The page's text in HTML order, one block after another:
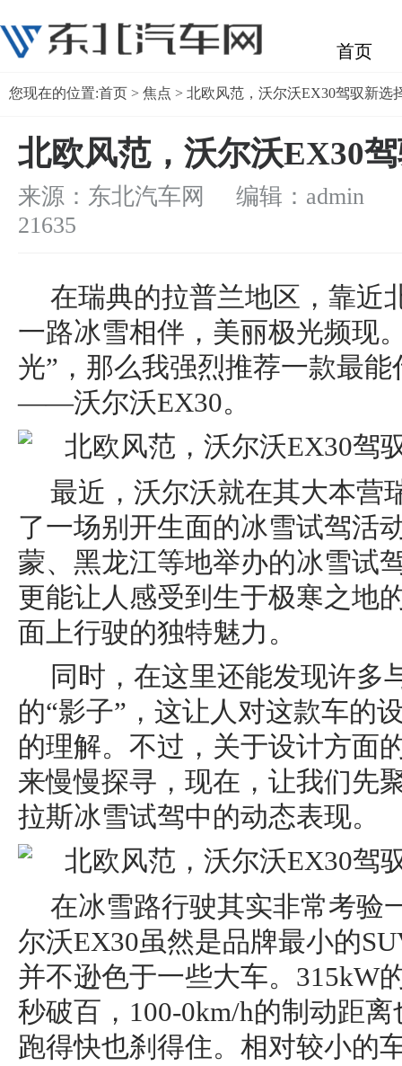
首页
您现在的位置:首页 > 焦点 > 北欧风范，沃尔沃EX30驾驭新选
北欧风范，沃尔沃EX30
来源：东北汽车网 编辑：admin
21635
在瑞典的拉普兰地区，靠近
一路冰雪相伴，美丽极光频现
光”，那么我强烈推荐一款最
——沃尔沃EX30。
最近，沃尔沃就在其大本营
了一场别开生面的冰雪试驾活
蒙、黑龙江等地举办的冰雪试
更能让人感受到生于极寒之地
面上行驶的独特魅力。
同时，在这里还能发现许多
的“影子”，这让人对这款车的
的理解。不过，关于设计方面
来慢慢探寻，现在，让我们先
拉斯冰雪试驾中的动态表现。
在冰雪路行驶其实非常考验
尔沃EX30虽然是品牌最小的
并不逊色于一些大车。315kW
秒破百，100-0km/h的制动距
跑得快也刹得住。相对较小的